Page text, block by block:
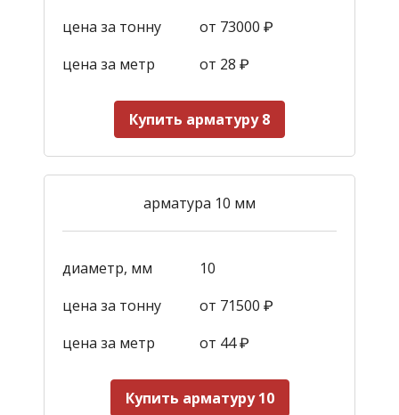
цена за тонну
от 73000 ₽
цена за метр
от 28 ₽
Купить арматуру 8
арматура 10 мм
диаметр, мм
10
цена за тонну
от 71500 ₽
цена за метр
от 44₽
Купить арматуру 10